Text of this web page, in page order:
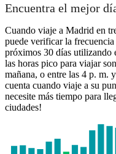
Encuentra el mejor
Cuando viaje a Madrid en
puede verificar la
próximos 30 días utilizando
las horas pico para viajar
mañana, o entre las 4 p. m.
cuenta cuando viaje a su
necesite más tiempo para
ciudades!